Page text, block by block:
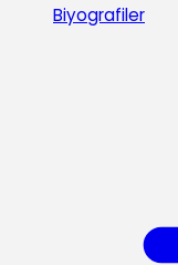
Biyografiler